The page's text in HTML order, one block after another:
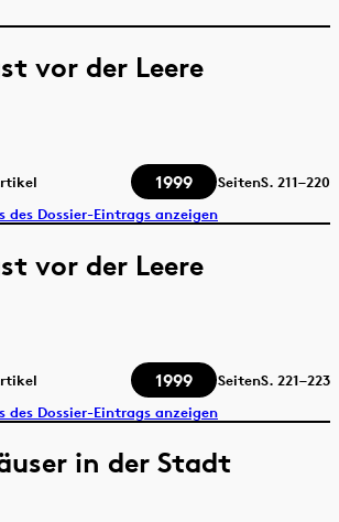
vor der Leere
1999 SeitenS. 211–220
des Dossier-Eintrags anzeigen
vor der Leere
1999 SeitenS. 221–223
des Dossier-Eintrags anzeigen
in der Stadt